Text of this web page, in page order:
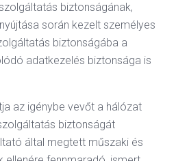
biztonságának,
során kezelt személyes
biztonságába a
adatkezelés biztonsága is
az igénybe vevőt a hálózat
biztonságát
által megtett műszaki és